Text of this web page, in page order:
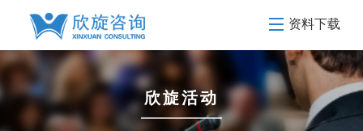
资料下载
欣旋活动